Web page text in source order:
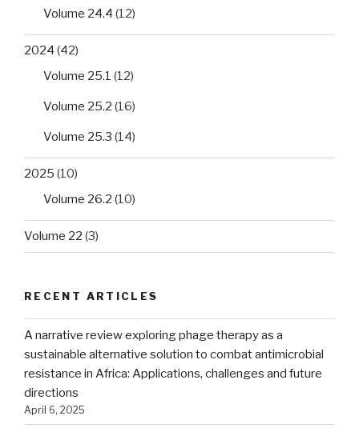
Volume 24.4 (12)
2024 (42)
Volume 25.1 (12)
Volume 25.2 (16)
Volume 25.3 (14)
2025 (10)
Volume 26.2 (10)
Volume 22 (3)
RECENT ARTICLES
A narrative review exploring phage therapy as a
sustainable alternative solution to combat antimicrobial
resistance in Africa: Applications, challenges and future
directions
April 6, 2025